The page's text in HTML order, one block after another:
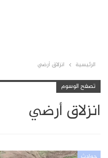
الرئيسية انزلاق أرضي
تصفح الوسوم
انزلاق أرضي